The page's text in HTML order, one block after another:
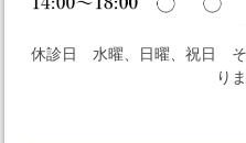
休診日 水曜、日曜、祝日 そ
り